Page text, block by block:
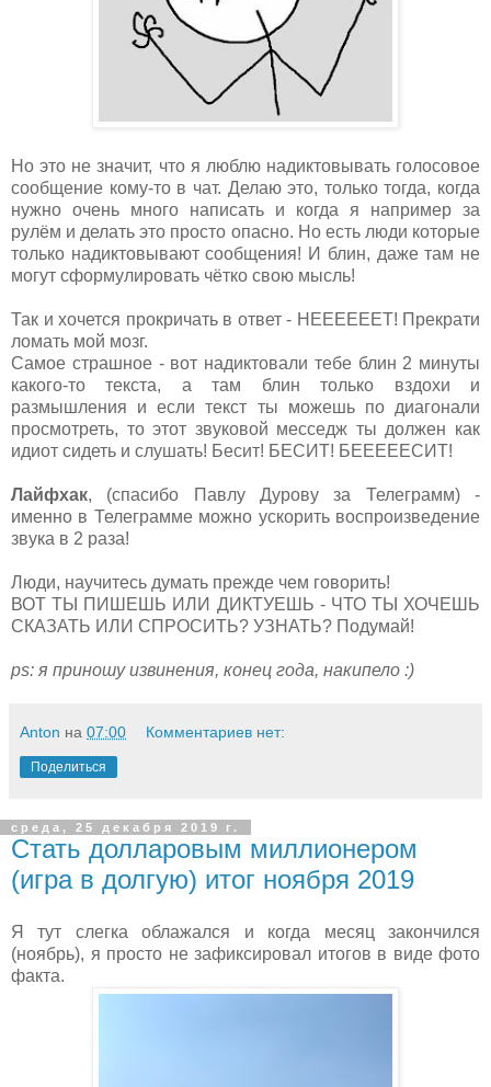
Но это не значит, что я люблю надиктовывать голосовое
сообщение кому-то в чат. Делаю это, только тогда, когда
нужно очень много написать и когда я например за
рулём и делать это просто опасно. Но есть люди которые
только надиктовывают сообщения! И блин, даже там не
могут сформулировать чётко свою мысль!
Так и хочется прокричать в ответ - НЕЕЕЕЕЕТ! Прекрати
ломать мой мозг.
Самое страшное - вот надиктовали тебе блин 2 минуты
какого-то текста, а там блин только вздохи и
размышления и если текст ты можешь по диагонали
просмотреть, то этот звуковой месседж ты должен как
идиот сидеть и слушать! Бесит! БЕСИТ! БЕЕЕЕЕСИТ!
Лайфхак, (спасибо Павлу Дурову за Телеграмм) -
именно в Телеграмме можно ускорить воспроизведение
звука в 2 раза!
Люди, научитесь думать прежде чем говорить!
ВОТ ТЫ ПИШЕШЬ ИЛИ ДИКТУЕШЬ - ЧТО ТЫ ХОЧЕШЬ
СКАЗАТЬ ИЛИ СПРОСИТЬ? УЗНАТЬ? Подумай!
ps: я приношу извинения, конец года, накипело :)
Anton на 07:00 Комментариев нет:
Поделиться
среда, 25 декабря 2019 г.
Стать долларовым миллионером
(игра в долгую) итог ноября 2019
Я тут слегка облажался и когда месяц закончился
(ноябрь), я просто не зафиксировал итогов в виде фото
факта.